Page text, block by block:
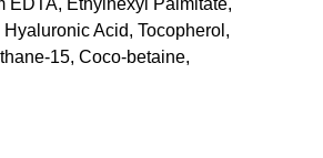
EDTA, Ethylhexyl Palmitate,
Acid, Tocopherol,
15, Coco-betaine,